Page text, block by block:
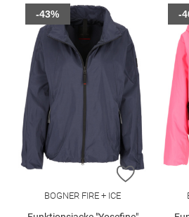
ZUR
BOGNER FIRE + ICE
-43% -